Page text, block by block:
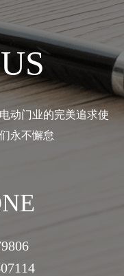
动门业的完美追求使
永不懈怠